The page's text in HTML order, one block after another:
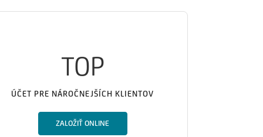
TOP
ÚČET PRE NÁROČNEJŠÍCH KLIENTOV
ZALOŽIŤ ONLINE